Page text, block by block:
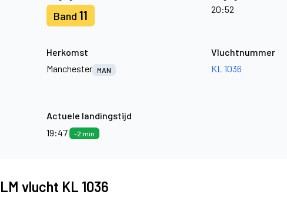
Band 11
20:52
Herkomst
Manchester MAN
Vluchtnummer
KL 1036
Actuele landingstijd
19:47
-2 min
vlucht KL 1036